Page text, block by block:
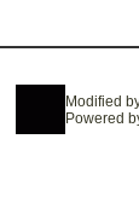
Modified
Powered